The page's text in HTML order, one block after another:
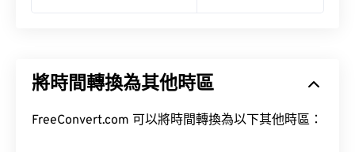
將時間轉換為其他時區
FreeConvert.com 可以將時間轉換為以下其他時區：